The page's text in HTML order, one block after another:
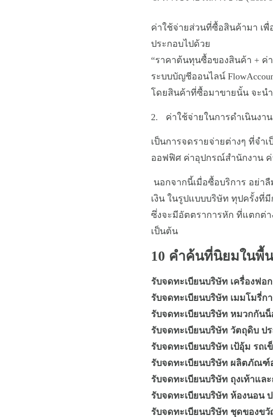
ค่าใช้จ่ายส่วนที่ซื้อสินค้ามา เพื่
ประกอบไปด้วย
“ราคาต้นทุนซื้อของสินค้า + ค่
ระบบบัญชีออนไลน์
โดยสินค้าที่ซื้อมาขายนั้น จะน
2. ค่าใช้จ่ายในการดำเนินงาน
เป็นการจดรายจ่ายต่างๆ ที่จำ
ออฟฟิศ ค่าอุปกรณ์สำนักงาน ค่
นอกจากนี้เมื่อซื้อบริการ อย่า
เงิน ในรูปแบบบริษัท ทุปครั้งที่
ซึ่งจะมีอัตตราการหัก ที่แตกต่า
เป็นต้น
10 คำค้นที่นิยมในพื้
รับจดทะเบียนบริษัท เครื่องฟอ
รับจดทะเบียนบริษัท เมมโมรี่ก
รับจดทะเบียนบริษัท หมวกกัน
รับจดทะเบียนบริษัท วัตถุดิบ ป
รับจดทะเบียนบริษัท เป้อุ้ม รถ
รับจดทะเบียนบริษัท ผลิตภัณฑ์
รับจดทะเบียนบริษัท ถุงเท้าแล
รับจดทะเบียนบริษัท ห้องนอน
รับจดทะเบียนบริษัท ชุดของข